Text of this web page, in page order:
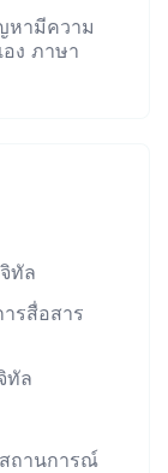
หามีความ
ง ภาษา
ทัล
รสื่อสาร
ทัล
ถานการณ์